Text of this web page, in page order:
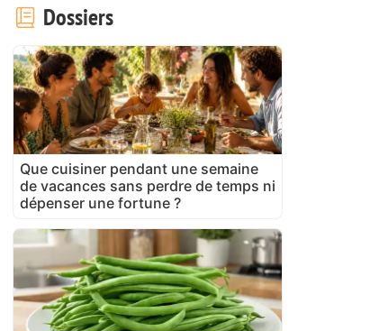
Dossiers
Que cuisiner pendant une semaine
de vacances sans perdre de temps ni
dépenser une fortune ?